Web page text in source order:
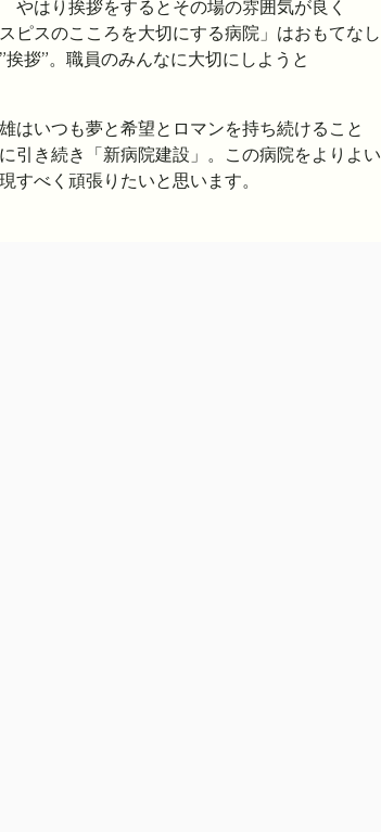
はり挨拶をするとその場の雰囲気が良く
ピスのこころを大切にする病院」はおもてなし
拶”。職員のみんなに大切にしようと
はいつも夢と希望とロマンを持ち続けること
引き続き「新病院建設」。この病院をよりよい
べく頑張りたいと思います。